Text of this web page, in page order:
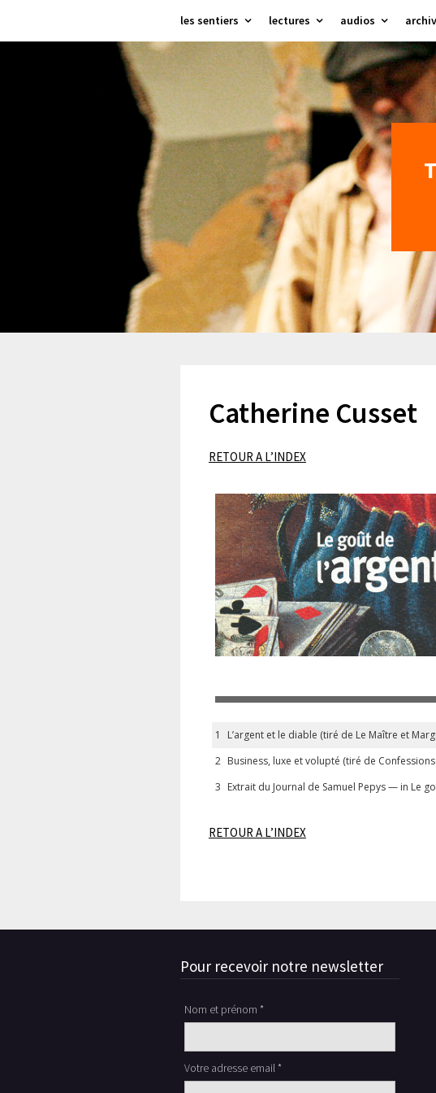
les sentiers lectures audios
Catherine Cusset
RETOUR A L’INDEX
1
L’argent et le diable (tiré de Le Maître et
2 Business, luxe et volupté (tiré de
3 Extrait du Journal de Samuel Pepys — in Le
RETOUR A L’INDEX
Pour recevoir notre newsletter
Nom et prénom *
Votre adresse email *